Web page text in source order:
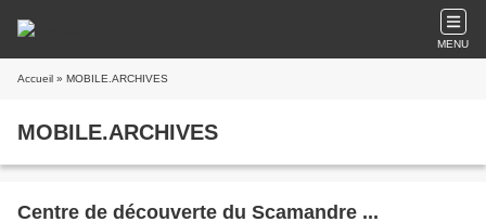
MENU
Accueil » MOBILE.ARCHIVES
MOBILE.ARCHIVES
Centre de découverte du Scamandre ...